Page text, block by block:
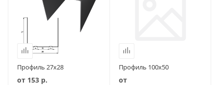
Профиль 27х28
от 153 р.
Профиль 100х50
от